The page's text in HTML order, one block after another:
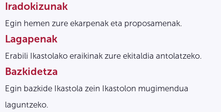
Iradokizunak
Egin hemen zure ekarpenak eta proposamenak.
Lagapenak
Erabili Ikastolako eraikinak zure ekitaldia antolatzeko.
Bazkidetza
Egin bazkide Ikastola zein Ikastolon mugimendua
laguntzeko.